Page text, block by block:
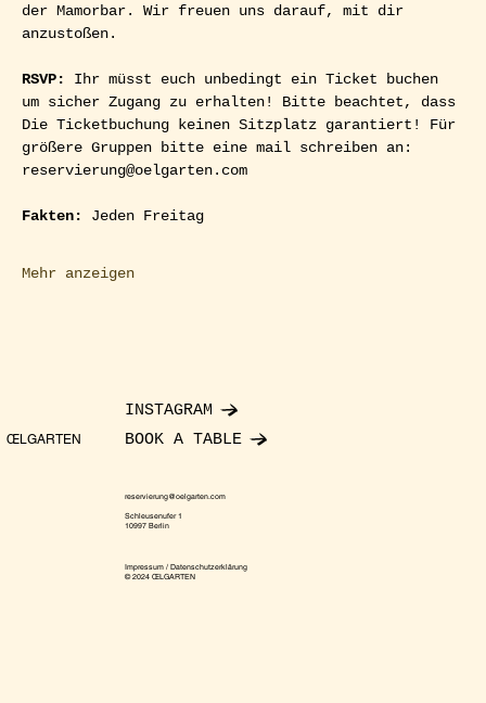
der Mamorbar. Wir freuen uns darauf, mit dir
anzustoßen.
RSVP: Ihr müsst euch unbedingt ein Ticket buchen
um sicher Zugang zu erhalten! Bitte beachtet, dass
Die Ticketbuchung keinen Sitzplatz garantiert! Für
größere Gruppen bitte eine mail schreiben an:
reservierung@oelgarten.com
Fakten: Jeden Freitag
Mehr anzeigen
ŒLGARTEN
INSTAGRAM
BOOK A TABLE
reservierung@oelgarten.com
Schleusenufer 1
10997 Berlin
Impressum / Datenschutzerklärung
© 2024 ŒLGARTEN